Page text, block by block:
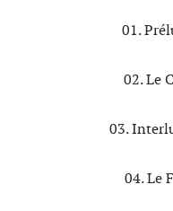
01.
02. Le
03.
04. Le